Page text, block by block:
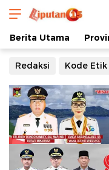
Berita Utama
Redaksi Kode Etik